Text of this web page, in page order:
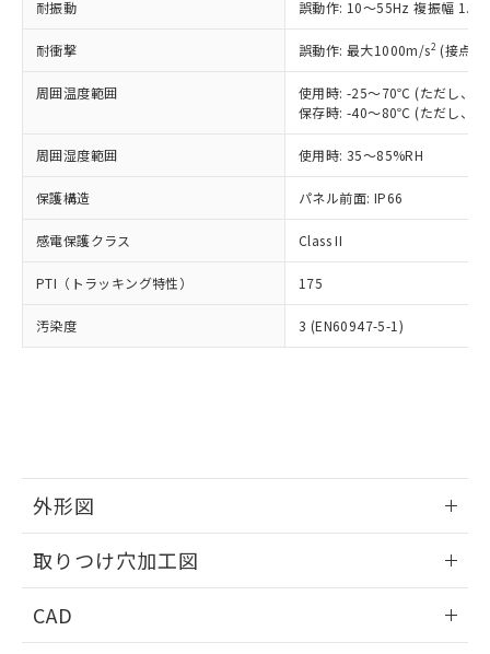
耐振動 誤動作: 10～55Hz 複振幅
耐衝撃 誤動作: 最大1000m/s2 (接点
周囲温度範囲
使用時: -25～70℃ (ただし、氷
保存時: -40～80℃ (ただし、氷
周囲湿度範囲 使用時: 35～85%RH
保護構造 パネル前面: IP66
感電保護クラス Class II
PTI（トラッキング特性） 175
汚染度 3 (EN60947-5-1)
外形図
取りつけ穴加工図
CAD
覧された時点での実際の在庫および標
準価格とは異なる場合があることをご
正式な納期状況および標準価格はお客
様のお取引先、またはお客様担当のオ
ムロン制御機器販売店・当社販売員に
オムロン制御機器販売店や当社販売拠
販売ネットワーク
」をご確認
在庫状況および標準価格結果を当社の
事前の承諾なく第三者に漏洩または開
示しないようお願いします。
マイパーツ機能（部品リスト作成サー
ビス）をご利用いただくには、I-Web
品・サービスに関するお客様との取
の共同利用に関して"
用者の範囲」に記載されている法人を
六価クロム(Cr(Ⅵ)) 1000ppm以下、ポリ臭化ビフェニル
類(PBB) 1000ppm以下、ポリ臭化ジフェニルエーテル類
ルベンジル（BBP） 1000ppm以下、フタル酸ジブチル
（DBP） 1000ppm以下、フタル酸ジイソブチル
但し、RoHS指令で産業用監視および制御機器に対する
適用除外項目は除く。
フタル酸エステル類の４物質については閾値を超える意
図的な使用がないことを確認しています。
部品在庫の切り替え状況などにより、予定
月が前後することがあります。
EU RoHS指令（10物質）の非含有証明書
51物質の非含有証明書（当社基準）
※本証明書は発行日時点で非含有を証明す
Pb(鉛) :1000ppm、 Hg(水銀) : 1000ppm、 Cd(カドミウ
Cr(Ⅵ)(六価クロム) : 1000ppm、 PBBs(ポリ臭化ビフェ
ニル類) : 1000ppm、 PBDEs(ポリ臭化ジフェニルエーテ
ル類) : 1000ppm、
DBP(フタル酸ジブチル) : 1000ppm、 DIBP(フタル酸ジ
イソブチル) : 1000ppm、 BBP(フタル酸ブチルベンジ
DEHP(フタル酸ビス(2-エチルヘキシル)) : 1000ppm
「ｅ」：有害物質（10物質）のすべてが基
準値以下であることを示します。
「10」：通常の使用状況下において有害物
質が外部に漏えいし、環境に深刻な影響を
及ぼさない年数を意味します。
国政府の輸出許可(または役務取引許
可)を取得するなどの必要な手続きを
当社は規制貨物を破棄する場合は、完
全に破砕するなど、違法に輸出されな
いよう必要な手段を講じます。
当社は貴社製品を、核兵器、ミサイ
ル、化学兵器、生物兵器またはその他
武器並びにこれらの製造装置等に一切
当社は、貴社製品を第三者に販売する
場合は、上記1、2および3の内容を当
該第三者に通知します。また当社は、
販売先および販売に係わる関係者が違
法に輸出するおそれがある場合は、取
り引きをいたしません。
一定数以上の在庫あり
一定数には満たないが在庫あり
在庫なし(最新の在庫状況につ
いては、お客様のお取引先、ま
たはお客様担当のオムロン制御
機器販売店・当社販売員にご確
受注生産機種、また在庫状況の
情報を公開していない機種